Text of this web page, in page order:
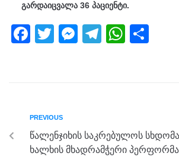
გარდაიცვალა 36 პაციენტი.
F
b
o
o
T
M
g
er
T
m
W
p
p
PREVIOUS
წალენჯიხის საკრებულოს
ხალხის მხადრამჭერი